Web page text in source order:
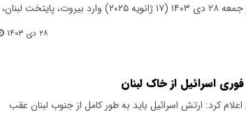
امانوئل مکرون، رئیس‌جمهوری فرانسه، امروز جمعه ۲۸ دی ۱۴۰۳ (۱۷ ژانویه ۲۰۲۵) وارد بیروت، پایتخت لبنان،
۲۸ دی ۱۴۰۳
اسرائیل از خاک لبنان
کرد: ارتش اسرائیل باید به طور کامل از جنوب لبنان عقب